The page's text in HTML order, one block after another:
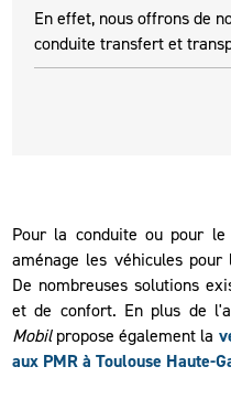
En effet, nous offrons de
conduite transfert et
Pour la conduite ou pour le
aménage les véhicules
De nombreuses solutions
et de confort. En plus de
Mobilpropose également la
aux PMR à Toulouse Haute-